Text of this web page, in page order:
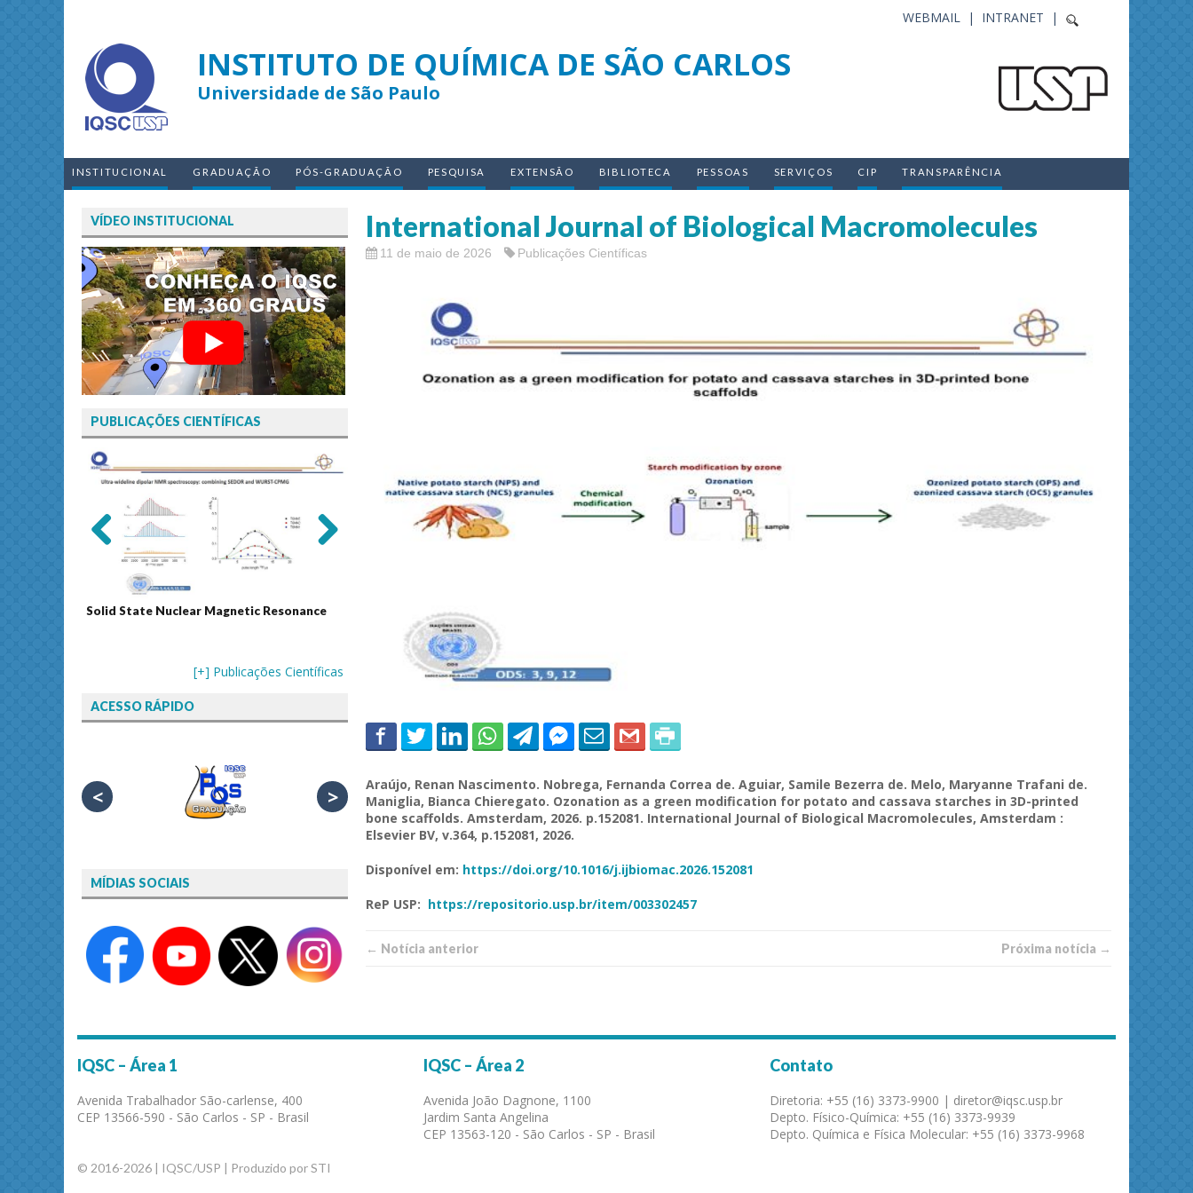
INTRANET |
WEBMAIL |
INSTITUTO DE QUÍMICA DE SÃO CARLOS
Universidade de São Paulo
INSTITUCIONAL GRADUAÇÃO PÓS-GRADUAÇÃO PESQUISA EXTENSÃO BIBLIOTECA PESSOAS SERVIÇOS CIP TRANSPARÊNCIA
International Journal of Biological Macromolecules
11 de maio de 2026 Publicações Científicas
Araújo, Renan Nascimento. Nobrega, Fernanda Correa de. Aguiar, Samile Bezerra de. Melo, Maryanne Trafani de.
Maniglia, Bianca Chieregato. Ozonation as a green modification for potato and cassava starches in 3D-printed
bone scaffolds. Amsterdam, 2026. p.152081. International Journal of Biological Macromolecules, Amsterdam :
Elsevier BV, v.364, p.152081, 2026.
Disponível em: https://doi.org/10.1016/j.ijbiomac.2026.152081
ReP USP: https://repositorio.usp.br/item/003302457
← Notí­cia anterior Próxima notí­­cia →
VÍDEO INSTITUCIONAL
PUBLICAÇÕES CIENTÍFICAS
Solid State Nuclear Magnetic Resonance Journal of Separation Science
[+] Publicações Científicas
ACESSO RÁPIDO
< >
MÍDIAS SOCIAIS
IQSC – Área 1
Avenida Trabalhador São-carlense, 400
CEP 13566-590 - São Carlos - SP - Brasil
IQSC – Área 2
Avenida João Dagnone, 1100
Jardim Santa Angelina
CEP 13563-120 - São Carlos - SP - Brasil
Contato
Diretoria: +55 (16) 3373-9900 | diretor@iqsc.usp.br
Depto. Físico-Química: +55 (16) 3373-9939
Depto. Química e Física Molecular: +55 (16) 3373-9968
© 2016-2026 | IQSC/USP | Produzido por STI